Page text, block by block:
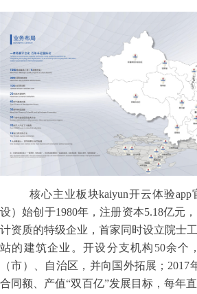
核心主业板块kaiyun开云体验
设）始创于1980年，注册资本5.18亿元
计资质的特级企业，首家同时设立院士
站的建筑企业。开设分支机构50余个
（市）、自治区，并向国外拓展；
合同额、产值“双百亿”发展目标，每年